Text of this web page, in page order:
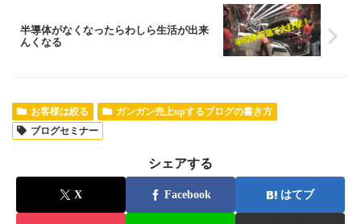
半導体がなくなったらわしら生活が出来
んくなる
お客様は絞る
ガンガン売上upするブログの書き方
ブログセミナー
シェアする
X Facebook はてブ